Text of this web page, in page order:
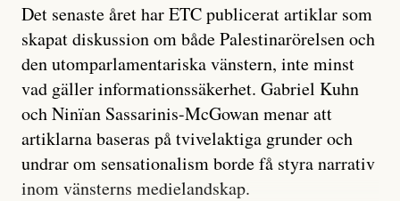
Det senaste året har ETC publicerat artiklar som
skapat diskussion om både Palestinarörelsen och
den utomparlamentariska vänstern, inte minst
vad gäller informationssäkerhet. Gabriel Kuhn
och Ninïan Sassarinis-McGowan menar att
artiklarna baseras på tvivelaktiga grunder och
undrar om sensationalism borde få styra narrativ
inom vänsterns medielandskap.